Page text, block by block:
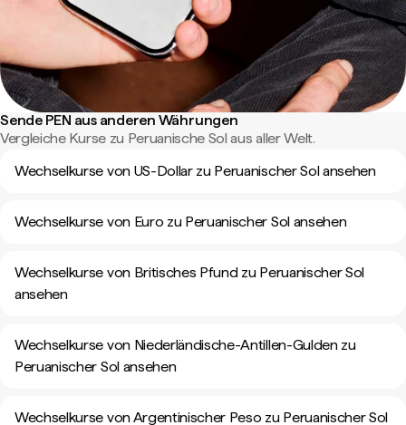
Sende PEN aus anderen Währungen
Vergleiche Kurse zu Peruanische Sol aus aller Welt.
Wechselkurse von US-Dollar zu Peruanischer Sol ansehen
Wechselkurse von Euro zu Peruanischer Sol ansehen
Wechselkurse von Britisches Pfund zu Peruanischer Sol
ansehen
Wechselkurse von Niederländische-Antillen-Gulden zu
Peruanischer Sol ansehen
Wechselkurse von Argentinischer Peso zu Peruanischer Sol